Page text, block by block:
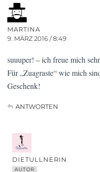
MARTINA
9. MÄRZ 2016 / 8:49
suuuper! – ich freue mich
Für „Zuagraste“ wie mich
Geschenk!
ANTWORTEN
DIETULLNERIN
AUTOR